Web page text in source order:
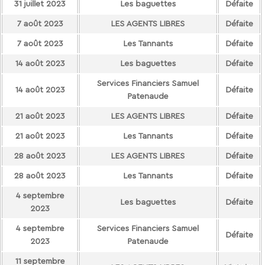
31 juillet 2023 Les baguettes Défaite
7 août 2023 LES AGENTS LIBRES Défaite
7 août 2023 Les Tannants Défaite
14 août 2023 Les baguettes Défaite
14 août 2023
Services Financiers Samuel
Patenaude
Défaite
21 août 2023 LES AGENTS LIBRES Défaite
21 août 2023 Les Tannants Défaite
28 août 2023 LES AGENTS LIBRES Défaite
28 août 2023 Les Tannants Défaite
4 septembre
2023
Les baguettes Défaite
4 septembre
2023
Services Financiers Samuel
Patenaude
Défaite
11 septembre